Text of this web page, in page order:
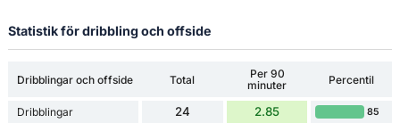
Statistik för dribbling och offside
Dribblingar och offside Total
Per 90
minuter
Percentil
Dribblingar 24 2.85 85